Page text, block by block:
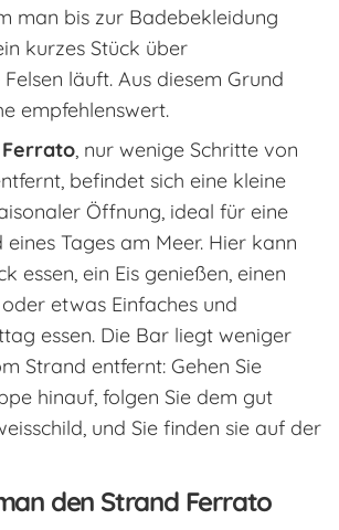
man bis zur Badebekleidung
kurzes Stück über
läuft. Aus diesem Grund
empfehlenswert.
, nur wenige Schritte von
befindet sich eine kleine
Öffnung, ideal für eine
Tages am Meer. Hier kann
essen, ein Eis genießen, einen
etwas Einfaches und
essen. Die Bar liegt weniger
Strand entfernt: Gehen Sie
hinauf, folgen Sie dem gut
und Sie finden sie auf der
den Strand Ferrato